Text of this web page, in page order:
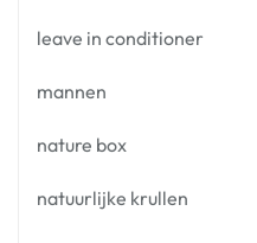
leave in conditioner
mannen
nature box
natuurlijke krullen